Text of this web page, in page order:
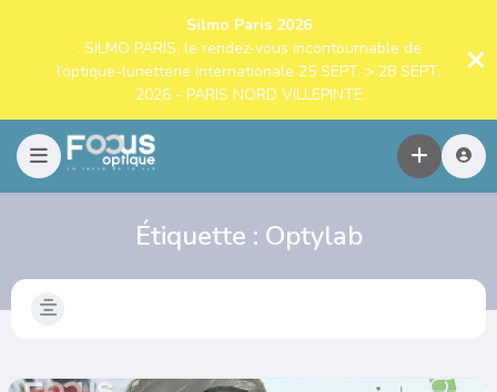
Silmo Paris 2026
: SILMO PARIS, le rendez-vous incontournable de
l’optique-lunetterie internationale 25 SEPT. > 28 SEPT.
2026 - PARIS NORD VILLEPINTE
Étiquette : Optylab